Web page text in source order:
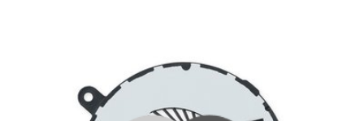
dernières éditions
Aidez à traduire